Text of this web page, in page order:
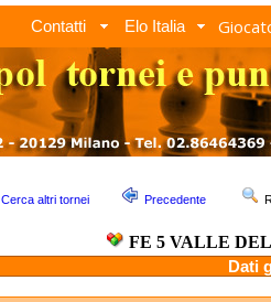
Contatti Elo Italia
Cerca altri tornei Precedente
FE 5 VALLE
Dati